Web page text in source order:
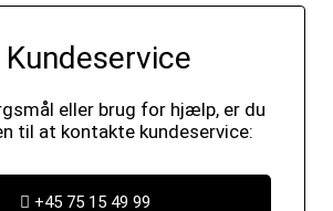
Kundeservice
eller brug for hjælp, er du
til at kontakte kundeservice:
+45 75 15 49 99